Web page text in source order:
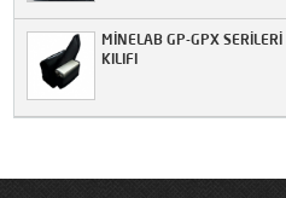
MİNELAB GP-GPX
KILIFI